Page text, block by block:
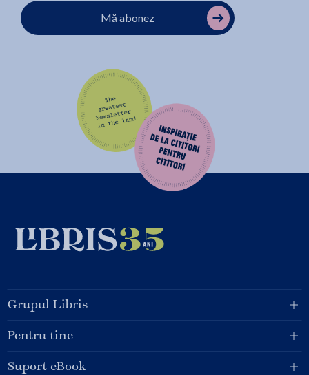
Mă abonez
Grupul Libris
Pentru tine
Suport eBook